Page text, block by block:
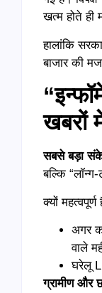
खत्म होते ही
हालांकि
बाजार की
खबरों
सबसे बड़ा
बल्कि
क्यों महत्वपूर्ण
अगर
वाले
घरेलू
ग्रामीण और